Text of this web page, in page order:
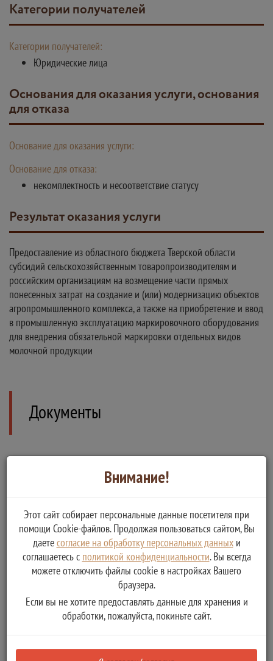
Категории получателей
Категории получателей:
Юридические лица
Основания для оказания услуги, основания
для отказа
Основание для оказания услуги:
Основание для отказа:
некомплектность и несоответствие статусу
Результат оказания услуги
Предоставление из областного бюджета Тверской области
субсидий сельскохозяйственным товаропроизводителям и
российским организациям на возмещение части прямых
понесенных затрат на создание и (или) модернизацию объектов
агропромышленного комплекса, а также на приобретение и ввод
в промышленную эксплуатацию маркировочного оборудования
для внедрения обязательной маркировки отдельных видов
молочной продукции
Документы
Дополнительная информация
Сведения о государственной услуге
Отбор осуществляется с использованием государственной
интегрированной информационной системы управления
общественными финансами «Электронный бюджет»
Реестровый номер услуги:
6900000000208247439
Дата размещения сведений в Региональном реестре
Внимание!
Этот сайт собирает персональные данные посетителя при
помощи Cookie-файлов. Продолжая пользоваться сайтом, Вы
даетесогласие на обработку персональных данныхи
соглашаетесь с политикой конфиденциальности. Вы всегда
можете отключить файлы cookie в настройках Вашего
браузера.
Если вы не хотите предоставлять данные для хранения и
обработки, пожалуйста, покиньте сайт.